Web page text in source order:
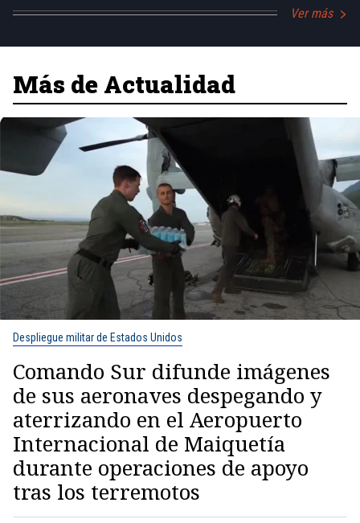
Ver más
Más de Actualidad
Despliegue militar de Estados Unidos
Comando Sur difunde imágenes
de sus aeronaves despegando y
aterrizando en el Aeropuerto
Internacional de Maiquetía
durante operaciones de apoyo
tras los terremotos